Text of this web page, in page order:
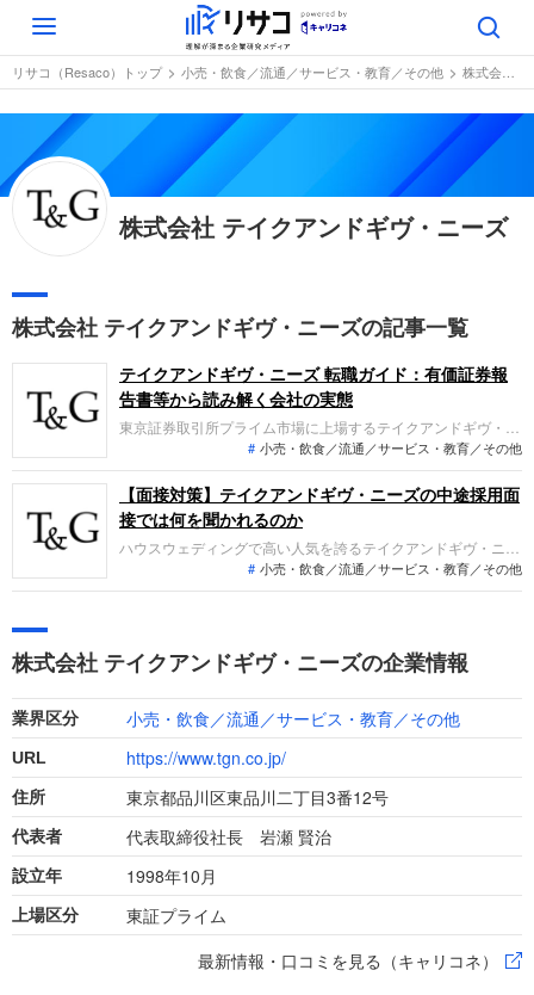
Toggle
navigation
リサコ（Resaco）トップ 小売・飲食／流通／サービス・教育／その他 株式会社 テイクアンドギヴ・ニーズ
株式会社 テイクアンドギヴ・ニーズ
株式会社 テイクアンドギヴ・ニーズの記事一覧
テイクアンドギヴ・ニーズ 転職ガイド：有価証券報
告書等から読み解く会社の実態
東京証券取引所プライム市場に上場するテイクアンドギヴ・ニ
ーズは、ハウスウェディングやホテル事業を展開するホスピタ
リティ企業です。直近の業績（9ヶ月の変則決算）では、売上
高357億円を計上したものの、人材や広告への先行投資及び減
損損失の計上により最終赤字となっています。今後の収益基盤
強化が注目されます。
小売・飲食／流通／サービス・教育／その他
【面接対策】テイクアンドギヴ・ニーズの中途採用面
接では何を聞かれるのか
ハウスウェディングで高い人気を誇るテイクアンドギヴ・ニー
ズ（T&G）。採用面接は新卒の場合と違い、仕事への取り組み
方や、これまでの成果を具体的に問われるほか、キャリアシー
前にしっかり対策しておきましょう。
小売・飲食／流通／サービス・教育／その他
株式会社 テイクアンドギヴ・ニーズの企業情報
業界区分 小売・飲食／流通／サービス・教育／その他
URL https://www.tgn.co.jp/
住所 東京都品川区東品川二丁目3番12号
代表者 代表取締役社長 岩瀬 賢治
設立年 1998年10月
上場区分
東証プライム
最新情報・口コミを見る（キャリコネ）